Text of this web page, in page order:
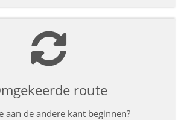
route
aan de andere kant beginnen?